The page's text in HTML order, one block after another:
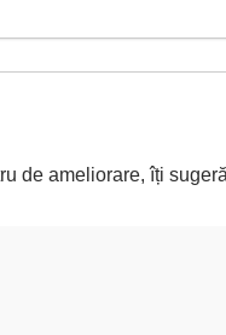
de ameliorare, îți